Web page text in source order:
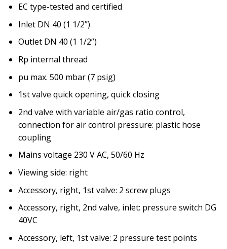
EC type-tested and certified
Inlet DN 40 (1 1/2”)
Outlet DN 40 (1 1/2”)
Rp internal thread
pu max. 500 mbar (7 psig)
1st valve quick opening, quick closing
2nd valve with variable air/gas ratio control,
connection for air control pressure: plastic hose
coupling
Mains voltage 230 V AC, 50/60 Hz
Viewing side: right
Accessory, right, 1st valve: 2 screw plugs
Accessory, right, 2nd valve, inlet: pressure switch DG
40VC
Accessory, left, 1st valve: 2 pressure test points